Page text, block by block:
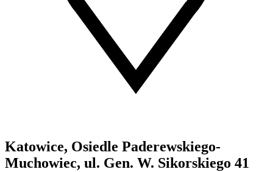
Katowice, Osiedle Paderewskiego-
Muchowiec, ul. Gen. W. Sikorskiego 41